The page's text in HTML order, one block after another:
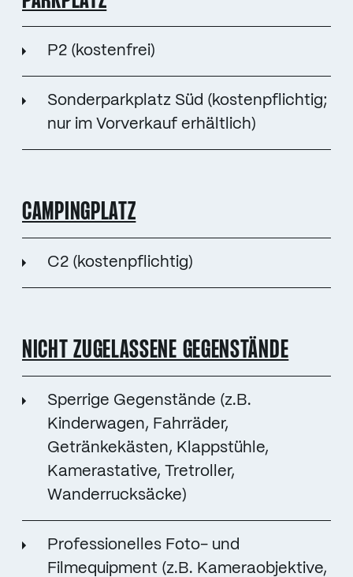
P2 (kostenfrei)
Sonderparkplatz Süd (kostenpflichtig;
nur im Vorverkauf erhältlich)
CAMPINGPLATZ
C2 (kostenpflichtig)
NICHT ZUGELASSENE GEGENSTÄNDE
Sperrige Gegenstände (z.B.
Kinderwagen, Fahrräder,
Getränkekästen, Klappstühle,
Kamerastative, Tretroller,
Wanderrucksäcke)
Professionelles Foto- und
Filmequipment (z.B. Kameraobjektive,